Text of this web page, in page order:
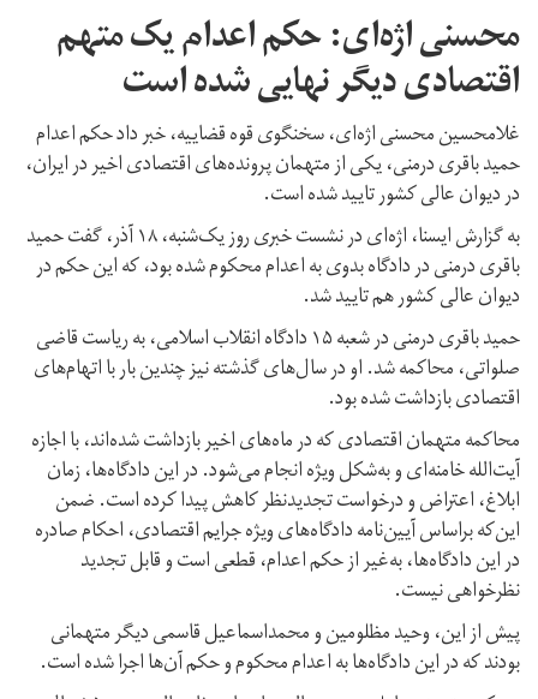
محسنی‌ اژه‌ای: حکم اعدام یک متهم
اقتصادی دیگر نهایی شده است
غلامحسین محسنی اژه‌ای، سخنگوی قوه قضاییه، خبر داد حکم اعدام
حمید باقری درمنی، یکی از متهمان پرونده‌های اقتصادی اخیر در ایران،
در دیوان عالی کشور تایید شده است.
به گزارش ایسنا، اژه‌ای در نشست خبری روز یک‌‌شنبه، ۱۸ آذر، گفت حمید
باقری درمنی در دادگاه بدوی به اعدام محکوم شده بود، که این حکم در
دیوان عالی کشور هم تایید شد.
حمید باقری درمنی در شعبه ۱۵ دادگاه انقلاب اسلامی، به ریاست قاضی
صلواتی، محاکمه شد. او در سال‌های گذشته نیز چندین بار با اتهام‌های
اقتصادی بازداشت شده بود.
محاکمه متهمان اقتصادی که در ماه‌های اخیر بازداشت شده‌اند، با اجازه
آیت‌الله خامنه‌ای و به‌شکل ویژه انجام می‌شود. در این دادگاه‌ها، زمان‌
ابلاغ، اعتراض و درخواست تجدیدنظر کاهش پیدا کرده است. ضمن
این‌که بر‌اساس آیین‌نامه دادگاه‌های ویژه جرایم اقتصادی، احکام صادره
در این دادگاه‌ها، به‌غیر از حکم اعدام، قطعی است و قابل تجدید
نظرخواهی نیست.
پیش از این، وحید مظلومین و محمداسماعیل قاسمی دیگر متهمانی
بودند که در این دادگاه‌ها به اعدام محکوم و حکم آن‌ها اجرا شده است.